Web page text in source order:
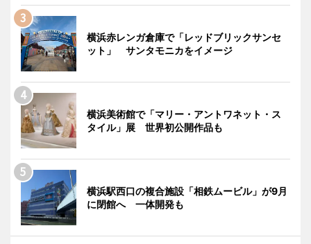
横浜赤レンガ倉庫で「レッドブリックサンセ
ット」 サンタモニカをイメージ
横浜美術館で「マリー・アントワネット・ス
タイル」展 世界初公開作品も
横浜駅西口の複合施設「相鉄ムービル」が9月
に閉館へ 一体開発も